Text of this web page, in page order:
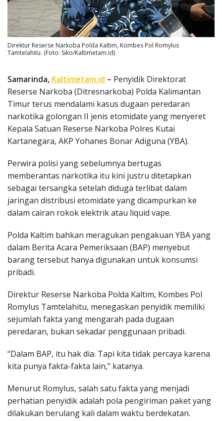
Direktur Reserse Narkoba Polda Kaltim, Kombes Pol Romylus
Tamtelahitu. (Foto: Siko/Kaltimetam.id)
Samarinda, Kaltimetam.id – Penyidik Direktorat
Reserse Narkoba (Ditresnarkoba) Polda Kalimantan
Timur terus mendalami kasus dugaan peredaran
narkotika golongan II jenis etomidate yang menyeret
Kepala Satuan Reserse Narkoba Polres Kutai
Kartanegara, AKP Yohanes Bonar Adiguna (YBA).
Perwira polisi yang sebelumnya bertugas
memberantas narkotika itu kini justru ditetapkan
sebagai tersangka setelah diduga terlibat dalam
jaringan distribusi etomidate yang dicampurkan ke
dalam cairan rokok elektrik atau liquid vape.
Polda Kaltim bahkan meragukan pengakuan YBA yang
dalam Berita Acara Pemeriksaan (BAP) menyebut
barang tersebut hanya digunakan untuk konsumsi
pribadi.
Direktur Reserse Narkoba Polda Kaltim, Kombes Pol
Romylus Tamtelahitu, menegaskan penyidik memiliki
sejumlah fakta yang mengarah pada dugaan
peredaran, bukan sekadar penggunaan pribadi.
“Dalam BAP, itu hak dia. Tapi kita tidak percaya karena
kita punya fakta-fakta lain,” katanya.
Menurut Romylus, salah satu fakta yang menjadi
perhatian penyidik adalah pola pengiriman paket yang
dilakukan berulang kali dalam waktu berdekatan.